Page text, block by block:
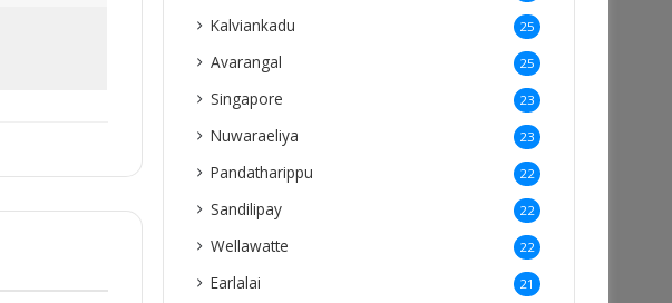
Kalviankadu 25
Avarangal 25
Singapore 23
Nuwaraeliya 23
Pandatharippu 22
Sandilipay 22
Wellawatte 22
Earlalai 21